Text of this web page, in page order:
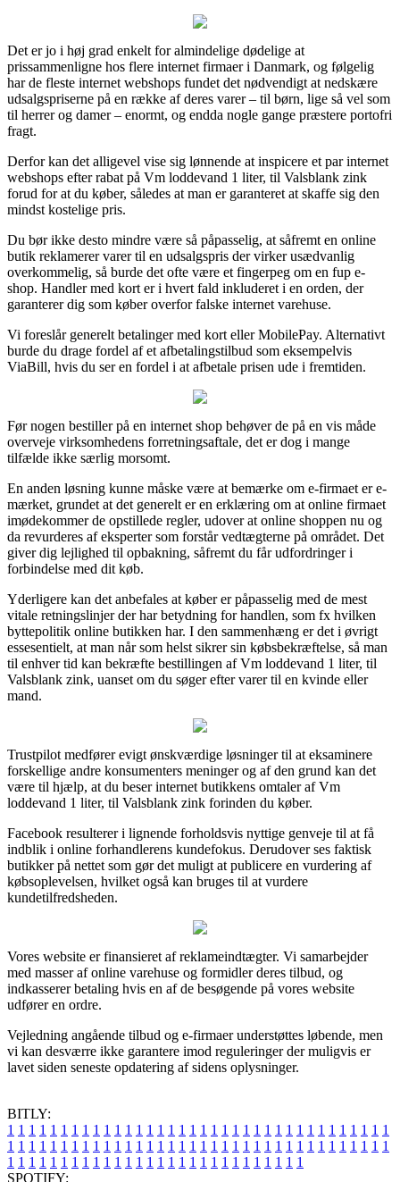
Det er jo i høj grad enkelt for almindelige dødelige at
prissammenligne hos flere internet firmaer i Danmark, og følgelig
har de fleste internet webshops fundet det nødvendigt at nedskære
udsalgspriserne på en række af deres varer – til børn, lige så vel som
til herrer og damer – enormt, og endda nogle gange præstere portofri
fragt.
Derfor kan det alligevel vise sig lønnende at inspicere et par internet
webshops efter rabat på Vm loddevand 1 liter, til Valsblank zink
forud for at du køber, således at man er garanteret at skaffe sig den
mindst kostelige pris.
Du bør ikke desto mindre være så påpasselig, at såfremt en online
butik reklamerer varer til en udsalgspris der virker usædvanlig
overkommelig, så burde det ofte være et fingerpeg om en fup e-
shop. Handler med kort er i hvert fald inkluderet i en orden, der
garanterer dig som køber overfor falske internet varehuse.
Vi foreslår generelt betalinger med kort eller MobilePay. Alternativt
burde du drage fordel af et afbetalingstilbud som eksempelvis
ViaBill, hvis du ser en fordel i at afbetale prisen ude i fremtiden.
Før nogen bestiller på en internet shop behøver de på en vis måde
overveje virksomhedens forretningsaftale, det er dog i mange
tilfælde ikke særlig morsomt.
En anden løsning kunne måske være at bemærke om e-firmaet er e-
mærket, grundet at det generelt er en erklæring om at online firmaet
imødekommer de opstillede regler, udover at online shoppen nu og
da revurderes af eksperter som forstår vedtægterne på området. Det
giver dig lejlighed til opbakning, såfremt du får udfordringer i
forbindelse med dit køb.
Yderligere kan det anbefales at køber er påpasselig med de mest
vitale retningslinjer der har betydning for handlen, som fx hvilken
byttepolitik online butikken har. I den sammenhæng er det i øvrigt
essesentielt, at man når som helst sikrer sin købsbekræftelse, så man
til enhver tid kan bekræfte bestillingen af Vm loddevand 1 liter, til
Valsblank zink, uanset om du søger efter varer til en kvinde eller
mand.
Trustpilot medfører evigt ønskværdige løsninger til at eksaminere
forskellige andre konsumenters meninger og af den grund kan det
være til hjælp, at du beser internet butikkens omtaler af Vm
loddevand 1 liter, til Valsblank zink forinden du køber.
Facebook resulterer i lignende forholdsvis nyttige genveje til at få
indblik i online forhandlerens kundefokus. Derudover ses faktisk
butikker på nettet som gør det muligt at publicere en vurdering af
købsoplevelsen, hvilket også kan bruges til at vurdere
kundetilfredsheden.
Vores website er finansieret af reklameindtægter. Vi samarbejder
med masser af online varehuse og formidler deres tilbud, og
indkasserer betaling hvis en af de besøgende på vores website
udfører en ordre.
Vejledning angående tilbud og e-firmaer understøttes løbende, men
vi kan desværre ikke garantere imod reguleringer der muligvis er
lavet siden seneste opdatering af sidens oplysninger.
BITLY:
1 1 1 1 1 1 1 1 1 1 1 1 1 1 1 1 1 1 1 1 1 1 1 1 1 1 1 1 1 1 1 1 1 1 1 1
1 1 1 1 1 1 1 1 1 1 1 1 1 1 1 1 1 1 1 1 1 1 1 1 1 1 1 1 1 1 1 1 1 1 1 1
1 1 1 1 1 1 1 1 1 1 1 1 1 1 1 1 1 1 1 1 1 1 1 1 1 1 1 1
SPOTIFY: